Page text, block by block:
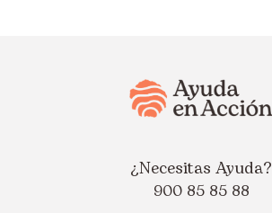
¿Necesitas Ayuda?
900 85 85 88